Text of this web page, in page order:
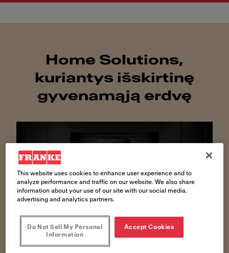
Home Solutions,
kuriantys išskirtinę
gyvenamąją erdvę
Plautuvės Maišytuvai
Atliekų tvarkymas
This website uses cookies to enhance user experience and to
analyze performance and traffic on our website. We also share
information about your use of our site with our social media,
advertising and analytics partners.
Do Not Sell My Personal
Information
Accept Cookies